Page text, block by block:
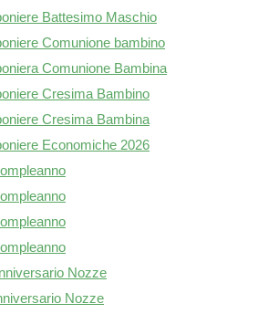
Battesimo Maschio
Comunione bambino
Comunione Bambina
Cresima Bambino
Cresima Bambina
Economiche 2026
Nozze
Nozze